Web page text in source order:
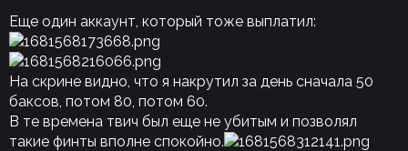
Еще один аккаунт, который тоже выплатил:
На скрине видно, что я накрутил за день сначала 50
баксов, потом 80, потом 60.
В те времена твич был еще не убитым и позволял
такие финты вполне спокойно.